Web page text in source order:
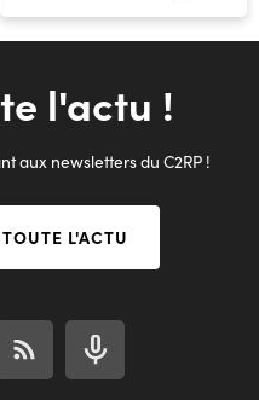
l'actu !
aux newsletters du C2RP !
L'ACTU